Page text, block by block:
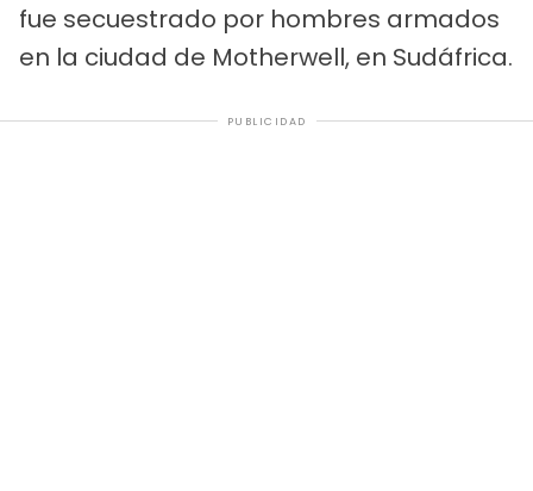
fue secuestrado por hombres armados
en la ciudad de Motherwell, en Sudáfrica.
PUBLICIDAD